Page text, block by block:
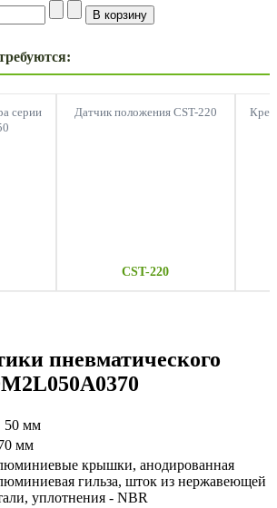
серии
Датчик положения CST-220
CST-220
пневматического
50 мм
мм
крышки, анодированная
гильза, шток из нержавеющей
уплотнения - NBR